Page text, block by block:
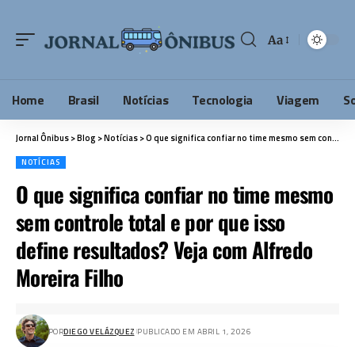
Aa
Home Brasil Notícias Tecnologia Viagem
Jornal Ônibus>Blog >Notícias>O que significa confiar no time mesmo sem controle total e por que isso define resultados? Veja com Alfredo Moreira Filho
NOTÍCIAS
O que significa confiar no time mesmo
sem controle total e por que isso
define resultados? Veja com Alfredo
Moreira Filho
PORDIEGO VELÁZQUEZ PUBLICADO EM ABRIL 1, 2026